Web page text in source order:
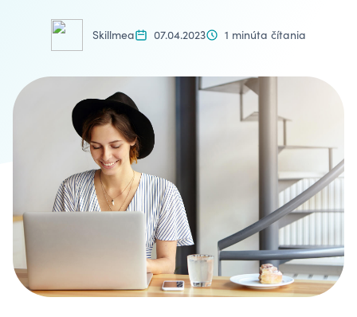
Skillmea 07.04.2023 1 minúta čítania